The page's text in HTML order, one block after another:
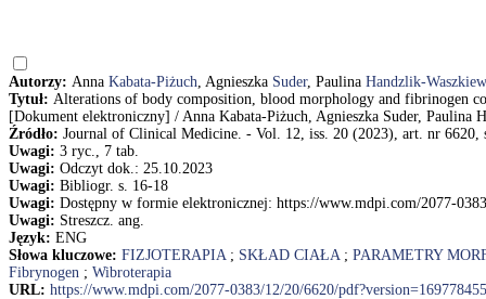
Autorzy: Anna Kabata-Piżuch, Agnieszka Suder, Paulina Handzlik-
Tytuł: Alterations of body composition, blood morphology and fibrinogen
[Dokument elektroniczny] / Anna Kabata-Piżuch, Agnieszka Suder, Paulina
Źródło: Journal of Clinical Medicine. - Vol. 12, iss. 20 (2023), art. nr 6620,
Uwagi: 3 ryc., 7 tab.
Uwagi: Odczyt dok.: 25.10.2023
Uwagi: Bibliogr. s. 16-18
Uwagi: Dostępny w formie elektronicznej: https://www.mdpi.com/2077-
Uwagi: Streszcz. ang.
Język: ENG
Słowa kluczowe: FIZJOTERAPIA; SKŁAD CIAŁA; PARAMETRY
Fibrynogen ; Wibroterapia
URL: https://www.mdpi.com/2077-0383/12/20/6620/